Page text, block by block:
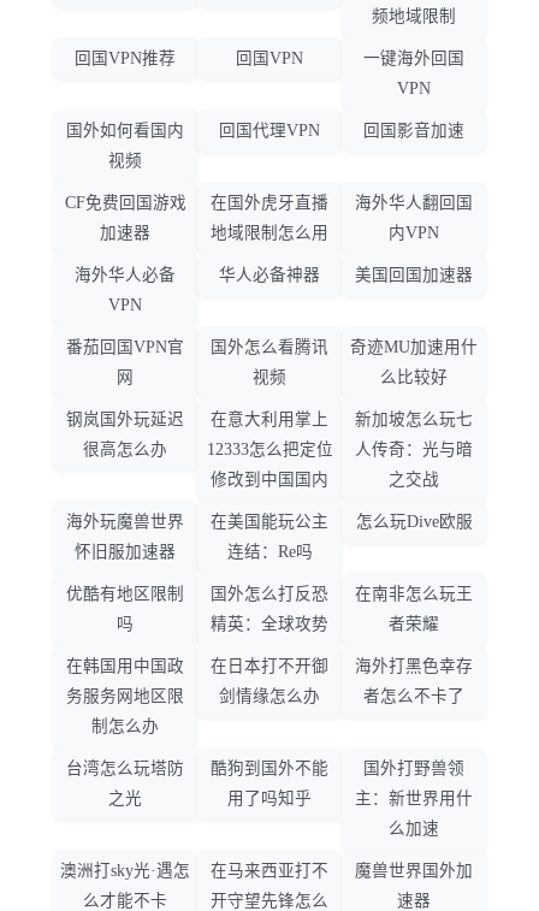
频地域限制
回国VPN推荐 回国VPN
一键海外回国
VPN
国外如何看国内
视频
回国代理VPN 回国影音加速
CF免费回国游戏
加速器
在国外虎牙直播
地域限制怎么用
海外华人翻回国
内VPN
海外华人必备
VPN
华人必备神器 美国回国加速器
番茄回国VPN官
网
国外怎么看腾讯
视频
奇迹MU加速用什
么比较好
钢岚国外玩延迟
很高怎么办
在意大利用掌上
12333怎么把定位
修改到中国国内
新加坡怎么玩七
人传奇：光与暗
之交战
海外玩魔兽世界
怀旧服加速器
在美国能玩公主
连结：Re吗
怎么玩Dive欧服
优酷有地区限制
吗
国外怎么打反恐
精英：全球攻势
在南非怎么玩王
者荣耀
在韩国用中国政
务服务网地区限
制怎么办
在日本打不开御
剑情缘怎么办
海外打黑色幸存
者怎么不卡了
台湾怎么玩塔防
之光
酷狗到国外不能
用了吗知乎
国外打野兽领
主：新世界用什
么加速
澳洲打sky光·遇怎
么才能不卡
在马来西亚打不
开守望先锋怎么
魔兽世界国外加
速器